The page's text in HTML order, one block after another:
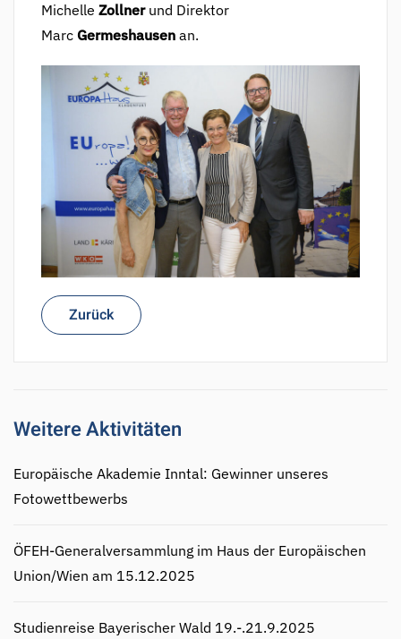
Michelle Zollnerund Direktor
Marc Germeshausen an.
Zurück
Weitere Aktivitäten
Europäische Akademie Inntal: Gewinner unseres
Fotowettbewerbs
ÖFEH-Generalversammlung im Haus der Europäischen
Union/Wien am 15.12.2025
Studienreise Bayerischer Wald 19.-.21.9.2025